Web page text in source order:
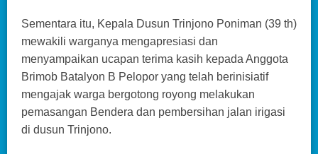
Sementara itu, Kepala Dusun Trinjono Poniman (39 th)
mewakili warganya mengapresiasi dan
menyampaikan ucapan terima kasih kepada Anggota
Brimob Batalyon B Pelopor yang telah berinisiatif
mengajak warga bergotong royong melakukan
pemasangan Bendera dan pembersihan jalan irigasi
di dusun Trinjono.